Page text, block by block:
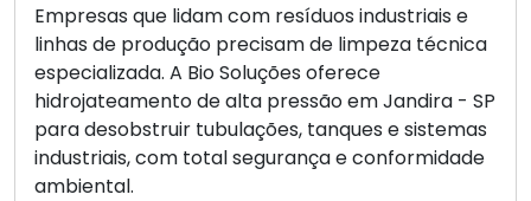
Empresas que lidam com resíduos industriais e
linhas de produção precisam de limpeza técnica
especializada. A Bio Soluções oferece
hidrojateamento de alta pressão em Jandira - SP
para desobstruir tubulações, tanques e sistemas
industriais, com total segurança e conformidade
ambiental.